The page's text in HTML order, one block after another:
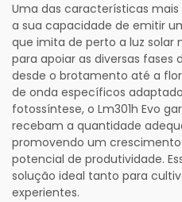
Uma das características mais
a sua capacidade de emitir
que imita de perto a luz solar
para apoiar as diversas
desde o brotamento até a
de onda específicos
fotossíntese, o Lm301h Evo
recebam a quantidade
promovendo um
potencial de produtividade.
solução ideal tanto para
experientes.